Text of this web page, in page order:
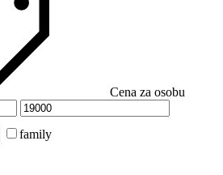
Cena za osobu
family